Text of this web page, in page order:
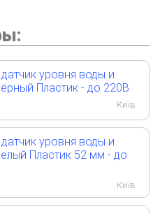
уровня воды и
Пластик - до 220В
Київ
уровня воды и
Пластик 52 мм - до
Київ